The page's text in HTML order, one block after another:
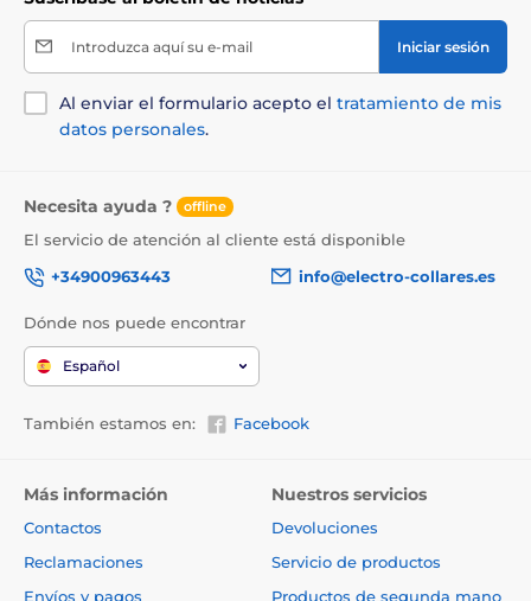
Introduzca aquí su e-mail Iniciar sesión
Al enviar el formulario acepto el tratamiento de mis
datos personales.
Necesita ayuda ? offline
El servicio de atención al cliente está disponible
+34900963443
info@electro-collares.es
Dónde nos puede encontrar
Español
También estamos en: Facebook
Más información
Contactos
Reclamaciones
Envíos y pagos
Nuestros servicios
Devoluciones
Servicio de productos
Productos de segunda mano